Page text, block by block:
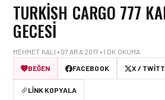
TURKISH CARGO 777
GECESI
MEHMET KALI • 07 ARA 2017 • 1 DK OKUMA
BEĞEN
FACEBOOK X /
LINK KOPYALA